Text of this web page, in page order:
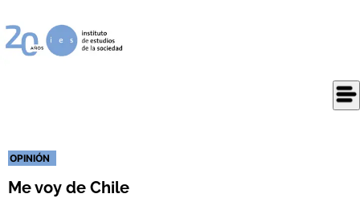
OPINIÓN
Me voy de Chile